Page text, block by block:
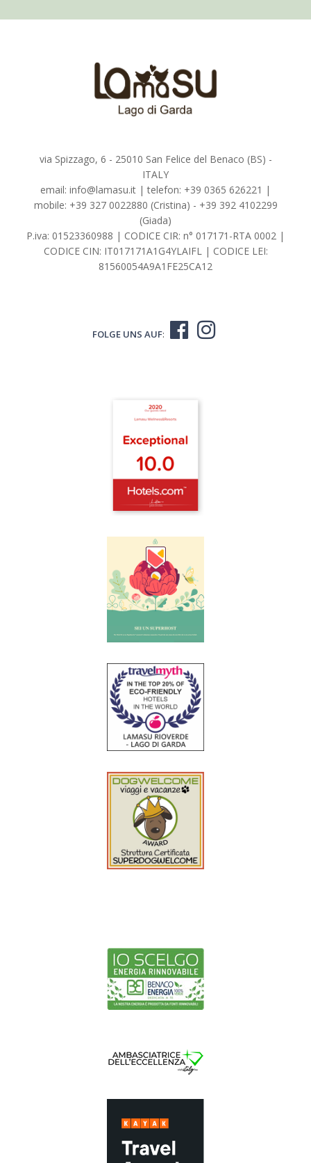
via Spizzago, 6 - 25010 San Felice del Benaco (BS) -
ITALY
email: info@lamasu.it | telefon: +39 0365 626221 |
mobile: +39 327 0022880 (Cristina) - +39 392 4102299
(Giada)
P.iva: 01523360988 | CODICE CIR: n° 017171-RTA 0002 |
CODICE CIN: IT017171A1G4YLAIFL | CODICE LEI:
81560054A9A1FE25CA12
FOLGE UNS AUF: